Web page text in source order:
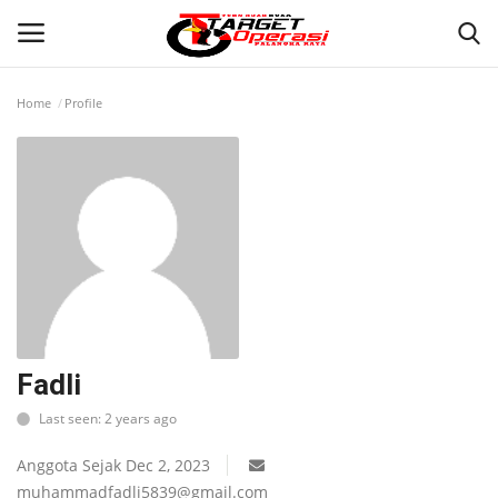
PALANGKA RAYA
NASIONAL
WISATA
KULINER
Home Profile
Fadli
Last seen: 2 years ago
Anggota Sejak Dec 2, 2023
muhammadfadli5839@gmail.com